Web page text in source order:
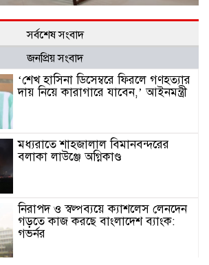
সর্বশেষ সংবাদ
জনপ্রিয় সংবাদ
‘শেখ হাসিনা ডিসেম্বরে ফিরলে গণহত্যার
দায় নিয়ে কারাগারে যাবেন,’ আইনমন্ত্রী
মধ্যরাতে শাহজালাল বিমানবন্দরের
বলাকা লাউঞ্জে অগ্নিকাণ্ড
নিরাপদ ও স্বল্পব্যয়ে ক্যাশলেস লেনদেন
গড়তে কাজ করছে বাংলাদেশ ব্যাংক:
গভর্নর